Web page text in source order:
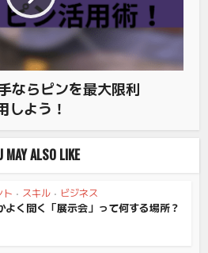
ならピンを最大限利
しよう！
MAY ALSO LIKE
ト • スキル • ビジネス
よく聞く「展示会」って何する場所？